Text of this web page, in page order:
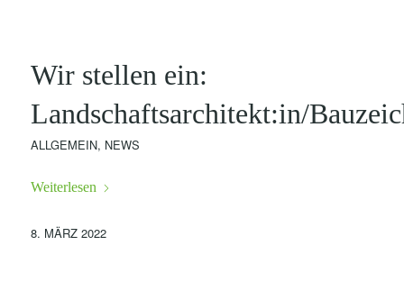
Wir stellen ein:
Landschaftsarchitekt:in/
ALLGEMEIN, NEWS
Weiterlesen
8. MÄRZ 2022